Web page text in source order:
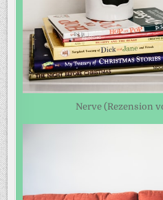
Nerve (Rezension